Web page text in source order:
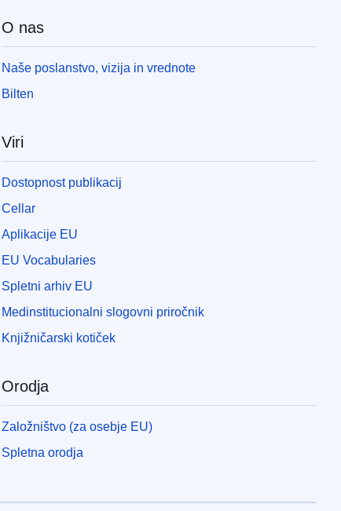
O nas
Naše poslanstvo, vizija in vrednote
Bilten
Viri
Dostopnost publikacij
Cellar
Aplikacije EU
EU Vocabularies
Spletni arhiv EU
Medinstitucionalni slogovni priročnik
Knjižničarski kotiček
Orodja
Založništvo (za osebje EU)
Spletna orodja